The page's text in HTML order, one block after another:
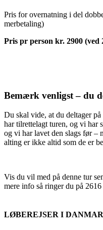
Pris for overnatning i del
merbetaling)
Pris pr person kr. 2900 (ved
Bemærk venligst – du
Du skal vide, at du deltager
har tilrettelagt turen, og vi har
og vi har lavet den slags før –
alting er ikke altid som de er
Vis du vil med på denne tur
mere info så ringer du på
LØBEREJSER I